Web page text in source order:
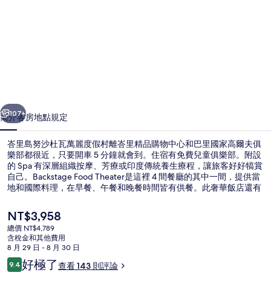
萬
麗
度
假
村
的
相
片
集
個 下一個
107+
簡介客房地點規定
峇里島努沙杜瓦萬麗度假村離峇里精品購物中心和巴里國家高爾夫俱
樂部都很近，只要開車 5 分鐘就會到。住宿有免費兒童俱樂部。附設
的 Spa 有深層組織按摩、芳療或印度傳統養生療程，讓旅客好好犒賞
自己。Backstage Food Theater是這裡 4 間餐廳的其中一間，提供當
地和國際料理，在早餐、午餐和晚餐時間皆有供餐。此奢華飯店還有
絕口。
目
前
的
價
格
是
NT$3,958
總價 NT$4,789
含稅金和其他費用
8 月 29 日 - 8 月 30 日
評
論
9.49.4 分，滿分 10 分，
好極了查看 143 則評論